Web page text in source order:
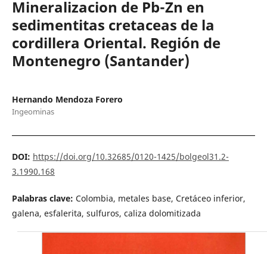
Mineralizacion de Pb-Zn en
sedimentitas cretaceas de la
cordillera Oriental. Región de
Montenegro (Santander)
Hernando Mendoza Forero
Ingeominas
DOI: https://doi.org/10.32685/0120-1425/bolgeol31.2-
3.1990.168
Palabras clave: Colombia, metales base, Cretáceo inferior,
galena, esfalerita, sulfuros, caliza dolomitizada